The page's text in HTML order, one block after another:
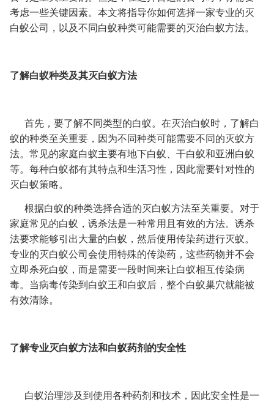
考虑一些关键因素。本文将指导你如何选择一家专业的灭
白蚁公司 ，以及不同白蚁种类可能需要的灭治白蚁方法。
了解白蚁种类及其灭白蚁方法
首先，要了解不同类型的白蚁。在灭治白蚁时，了解白
蚁的种类至关重要，因为不同种类可能需要不同的灭蚁方
法。常见的家庭白蚁主要有地下白蚁、干白蚁和亚洲白蚁
等。每种白蚁都有其特点和生活习性，因此需要针对性的
灭白蚁策略。
根据白蚁的种类选择合适的灭白蚁方法至关重要。对于
家庭常见的白蚁，诱杀法是一种常用且有效的方法。诱杀
法要求能够引出大量的白蚁，然后使用传染药进行灭蚁。
专业的灭白蚁公司会使用特殊的传染药，这些药物并不会
立即杀死白蚁，而是需要一段时间来让白蚁相互传染病
毒。当病毒传染到白蚁王和白蚁后，整个白蚁巢穴就能被
有效清除。
了解专业灭白蚁方法和白蚁药剂的安全性
白蚁治理涉及到使用各种药剂和技术，因此安全性是一